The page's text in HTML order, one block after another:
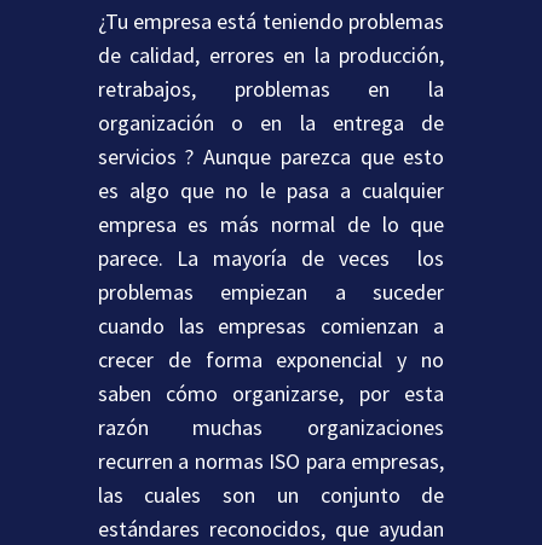
¿Tu empresa está teniendo problemas
de calidad, errores en la producción,
retrabajos, problemas en la
organización o en la entrega de
servicios ? Aunque parezca que esto
es algo que no le pasa a cualquier
empresa es más normal de lo que
parece. La mayoría de veces los
problemas empiezan a suceder
cuando las empresas comienzan a
crecer de forma exponencial y no
saben cómo organizarse, por esta
razón muchas organizaciones
recurren a normas ISO para empresas,
las cuales son un conjunto de
estándares reconocidos, que ayudan